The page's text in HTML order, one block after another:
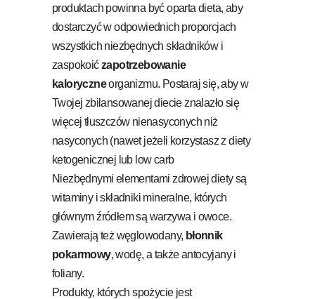
produktach powinna być oparta dieta, aby
dostarczyć w odpowiednich proporcjach
wszystkich niezbędnych składników i
zaspokoićzapotrzebowanie
kaloryczneorganizmu. Postaraj się, aby w
Twojej zbilansowanej diecie znalazło się
więcej tłuszczów nienasyconych niż
nasyconych (nawet jeżeli korzystasz z diety
ketogenicznej lub low carb
Niezbędnymi elementami zdrowej diety są
witaminy i składniki mineralne, których
głównym źródłem są warzywa i owoce.
Zawierają też węglowodany, błonnik
pokarmowy, wodę, a także antocyjany i
foliany.
Produkty, których spożycie jest